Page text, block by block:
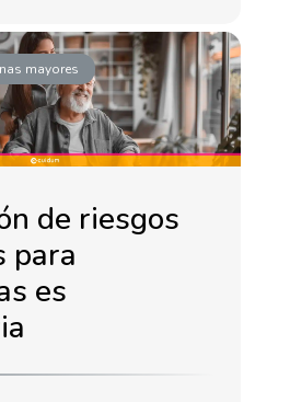
mayores
de riesgos
para
es